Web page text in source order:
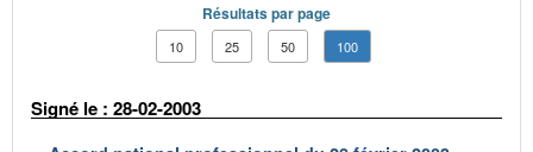
Résultats par page
10 25 50 100
Signé le : 28-02-2003